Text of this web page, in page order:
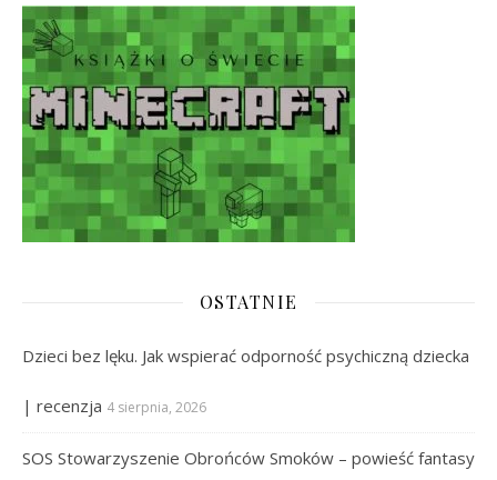
OSTATNIE
Dzieci bez lęku. Jak wspierać odporność psychiczną dziecka
| recenzja 4 sierpnia, 2026
SOS Stowarzyszenie Obrońców Smoków – powieść fantasy